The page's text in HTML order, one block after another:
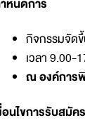
หนดการ
กิจกรรมจัด
เวลา 9.00-
ณ องค์การ
อนไขการรับสมัคร